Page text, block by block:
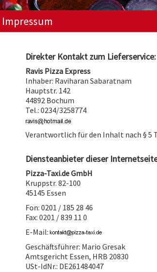
Impressum
Direkter Kontakt zum Lieferservice:
Ravis Pizza Express
Inhaber: Raviharan Sabaratnam
Hauptstr. 142
44892 Bochum
Tel.: 0234/3258774
Verantwortlich für den Inhalt nach § 5
Diensteanbieter dieser
Pizza-Taxi.de GmbH
Kruppstr. 82-100
45145 Essen
Fon: 0201 / 185 28 46
Fax: 0201 / 839 11 0
E-Mail:
Geschäftsführer: Mario Gresak
Amtsgericht Essen, HRB 20830
USt-IdNr.: DE261484047